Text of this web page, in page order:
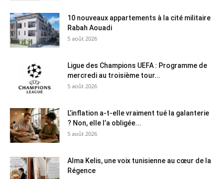
10 nouveaux appartements à la cité militaire
Rabah Aouadi
5 août 2026
Ligue des Champions UEFA : Programme de
mercredi au troisième tour...
5 août 2026
L’inflation a-t-elle vraiment tué la galanterie
? Non, elle l’a obligée...
5 août 2026
Alma Kelis, une voix tunisienne au cœur de la
Régence